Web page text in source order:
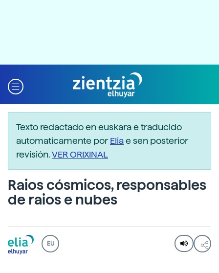
Texto redactado en euskara e traducido
automaticamente porEliae sen posterior
revisión.VER ORIXINAL
Raios cósmicos, responsables
de raios e nubes
EU